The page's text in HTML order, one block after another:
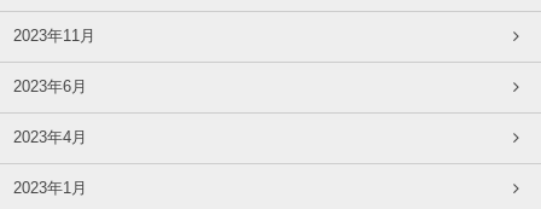
2023年11月
2023年6月
2023年4月
2023年1月